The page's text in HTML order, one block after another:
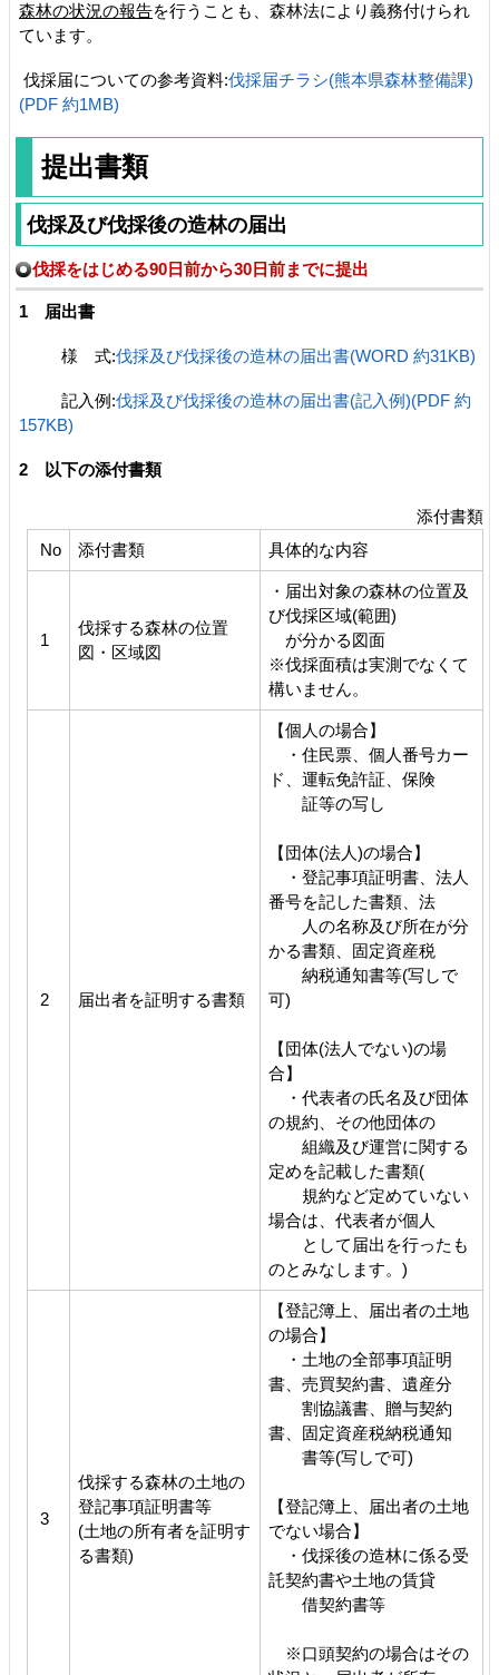
森林の状況の報告を行うことも、森林法により義務付けられ
ています。
伐採届についての参考資料:伐採届チラシ(熊本県森林整備課)
(PDF 約1MB)
提出書類
伐採及び伐採後の造林の届出
伐採をはじめる90日前から30日前までに提出
1 届出書
様 式:伐採及び伐採後の造林の届出書(WORD 約31KB)
記入例:伐採及び伐採後の造林の届出書(記入例)(PDF 約
157KB)
2 以下の添付書類
添付書類
No
添付書類 具体的な内容
1
伐採する森林の位置
図・区域図
・届出対象の森林の位置及
び伐採区域(範囲)
が分かる図面
※伐採面積は実測でなくて
構いません。
2 届出者を証明する書類
【個人の場合】
・住民票、個人番号カー
ド、運転免許証、保険
証等の写し
【団体(法人)の場合】
・登記事項証明書、法人
番号を記した書類、法
人の名称及び所在が分
かる書類、固定資産税
納税通知書等(写しで
可)
【団体(法人でない)の場
合】
・代表者の氏名及び団体
の規約、その他団体の
組織及び運営に関する
定めを記載した書類(
規約など定めていない
場合は、代表者が個人
として届出を行ったも
のとみなします。)
3
伐採する森林の土地の
登記事項証明書等
(土地の所有者を証明す
る書類)
【登記簿上、届出者の土地
の場合】
・土地の全部事項証明
書、売買契約書、遺産分
割協議書、贈与契約
書、固定資産税納税通知
書等(写しで可)
【登記簿上、届出者の土地
でない場合】
・伐採後の造林に係る受
託契約書や土地の賃貸
借契約書等
※口頭契約の場合はその